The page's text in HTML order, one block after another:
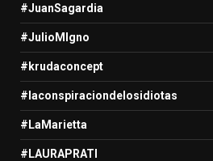
#JuanSagardia
#JulioMIgno
#krudaconcept
#laconspiraciondelosidiotas
#LaMarietta
#LAURAPRATI